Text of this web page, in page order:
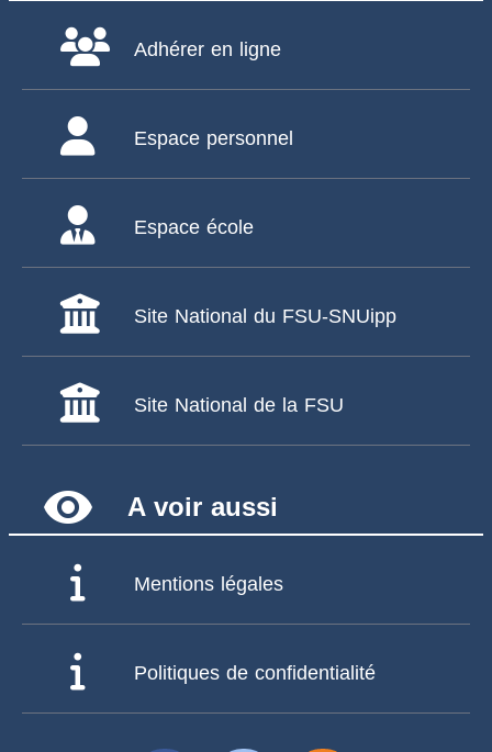
Adhérer en ligne
Espace personnel
Espace école
Site National du FSU-SNUipp
Site National de la FSU
remove_red_eye A voir aussi
Mentions légales
Politiques de confidentialité